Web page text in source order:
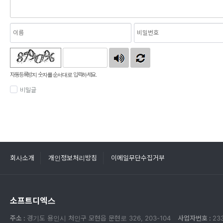
자동등록방지 숫자를 순서대로 입력하세요.
비밀글
회사소개 개인정보처리방침 이메일무단수집거부
소프트디엑스
주소 : 경기도 용인시 처인구 모현읍 문현로 326, 203-104 사업자번호 :